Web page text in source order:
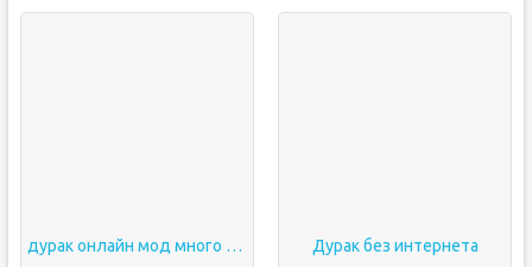
дурак онлайн мод много денег Дурак без интернета